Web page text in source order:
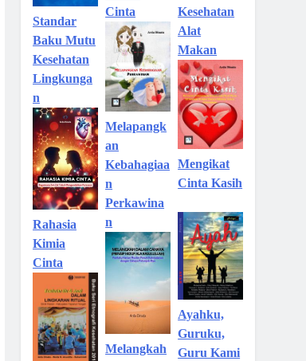
Standar
Baku Mutu
Kesehatan
Lingkunga
n
Rahasia
Kimia
Cinta
Cinta
Melapangk
an
Kebahagiaa
n
Perkawina
n
Melangkah
Kesehatan
Alat
Makan
Mengikat
Cinta Kasih
Ayahku,
Guruku,
Guru Kami